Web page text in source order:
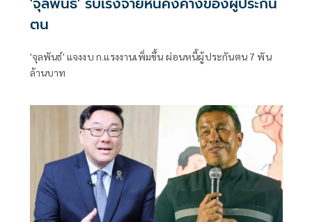
ตน
'จุลพันธ์' แจงงบ ก.แรงงานเพิ่มขึ้น ผ่อนหนี้ผู้ประกันตน 7 พัน
ล้านบาท